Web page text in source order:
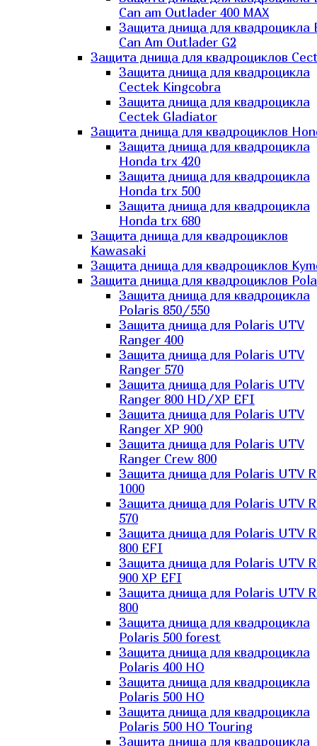
Can am Outlader 400 MAX
Защита днища для квадроцикла
Can Аm Outlader G2
Защита днища для квадроциклов
Защита днища для квадроцикла
Cectek Kingcobra
Защита днища для квадроцикла
Cectek Gladiator
Защита днища для квадроциклов
Защита днища для квадроцикла
Honda trx 420
Защита днища для квадроцикла
Honda trx 500
Защита днища для квадроцикла
Honda trx 680
Защита днища для квадроциклов
Kawasaki
Защита днища для квадроциклов
Защита днища для квадроциклов
Защита днища для квадроцикла
Polaris 850/550
Защита днища для Polaris UTV
Ranger 400
Защита днища для Polaris UTV
Ranger 570
Защита днища для Polaris UTV
Ranger 800 HD/XP EFI
Защита днища для Polaris UTV
Ranger XP 900
Защита днища для Polaris UTV
Ranger Сrew 800
Защита днища для Polaris UTV
1000
Защита днища для Polaris UTV
570
Защита днища для Polaris UTV
800 EFI
Защита днища для Polaris UTV
900 XP EFI
Защита днища для Polaris UTV
800
Защита днища для квадроцикла
Polaris 500 forest
Защита днища для квадроцикла
Polaris 400 HO
Защита днища для квадроцикла
Polaris 500 HO
Защита днища для квадроцикла
Polaris 500 HO Touring
Защита днища для квадроцикла